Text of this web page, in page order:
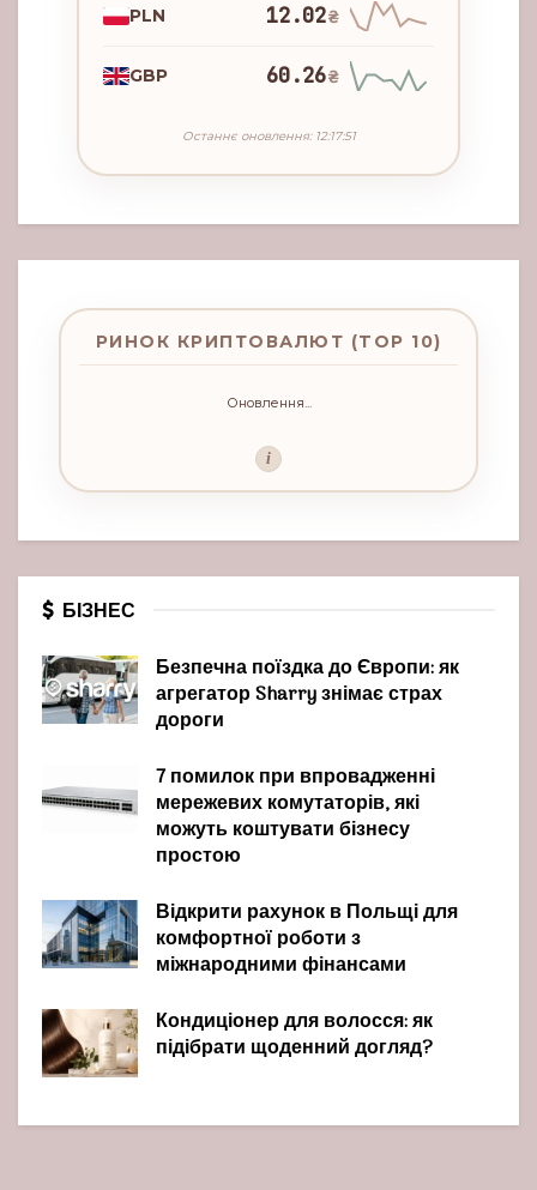
PLN 12.02₴
GBP 60.26₴
Останнє оновлення: 12:17:51
РИНОК КРИПТОВАЛЮТ (TOP 10)
Оновлення...
i
БІЗНЕС
Безпечна поїздка до Європи: як
агрегатор Sharry знімає страх
дороги
7 помилок при впровадженні
мережевих комутаторів, які
можуть коштувати бізнесу
простою
Відкрити рахунок в Польщі для
комфортної роботи з
міжнародними фінансами
Кондиціонер для волосся: як
підібрати щоденний догляд?